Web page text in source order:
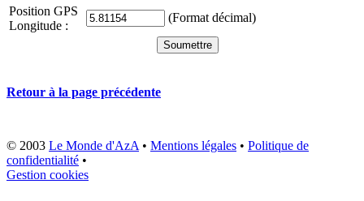
Position GPS
Longitude :
(Format décimal)
Retour à la page précédente
© 2003 Le Monde d'AzA • Mentions légales • Politique de
confidentialité •
Gestion cookies